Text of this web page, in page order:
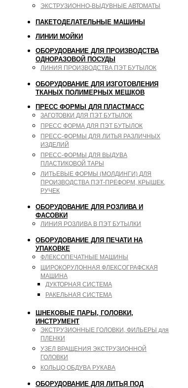
ЭКСТРУЗИОННО-ВЫДУВНЫЕ АВТОМАТЫ
ПАКЕТОДЕЛАТЕЛЬНЫЕ МАШИНЫ
ЛИНИИ МОЙКИ
ОБОРУДОВАНИЕ ДЛЯ ПРОИЗВОДСТВА
ОДНОРАЗОВОЙ ПОСУДЫ
ЛИНИЯ ПРОИЗВОДСТВА ПЭТ БУТЫЛОК
ОБОРУДОВАНИЕ ДЛЯ ИЗГОТОВЛЕНИЯ
ТКАНЫХ ПОЛИМЕРНЫХ МЕШКОВ
ПРЕСС ФОРМЫ ДЛЯ ПЛАСТМАСС
ЗАГОТОВКИ ДЛЯ ПЭТ БУТЫЛОК
ПРЕСС ФОРМА ДЛЯ ПЭТ БУТЫЛОК
ПРЕСС-ФОРМЫ ДЛЯ ЛИТЬЯ РАЗЛИЧНЫХ
ИЗДЕЛИЙ
ПРЕСС-ФОРМЫ ДЛЯ ВЫДУВА
ПЛАСТИКОВОЙ ТАРЫ
ЛИТЬЕВЫЕ ФОРМЫ (МОЛДИНГИ) ДЛЯ
ПРОИЗВОДСТВА ПЭТ-ПРЕФОРМ, КРЫШЕК,
РУЧЕК
ОБОРУДОВАНИЕ ДЛЯ РОЗЛИВА И
ФАСОВКИ
ЛИНИЯ РОЗЛИВА В ПЭТ БУТЫЛКИ
ОБОРУДОВАНИЕ ДЛЯ ПЕЧАТИ НА
УПАКОВКЕ
ФЛЕКСОПЕЧАТНЫЕ МАШИНЫ
ШИРОКОРУЛОННАЯ ФЛЕКСОГРАФСКАЯ
МАШИНА
ДУКТОРНАЯ СИСТЕМА
РАКЕЛЬНАЯ СИСТЕМА
ШНЕКОВЫЕ ПАРЫ, ГОЛОВКИ,
ИНСТРУМЕНТ
ЭКСТРУЗИОННЫЕ ГОЛОВКИ, ФИЛЬЕРЫ для
ПЛЕНКИ
УЗЕЛ ВРАЩЕНИЯ ЭКСТРУЗИОННОЙ
ГОЛОВКИ
КОЛЬЦО ОБДУВА РУКАВА
ОБОРУДОВАНИЕ ДЛЯ ЛИТЬЯ ПОД